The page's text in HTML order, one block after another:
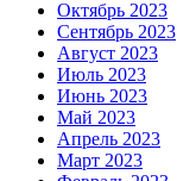
Октябрь 2023
Сентябрь 2023
Август 2023
Июль 2023
Июнь 2023
Май 2023
Апрель 2023
Март 2023